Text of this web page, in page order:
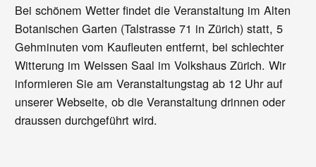
Bei schönem Wetter findet die Veranstaltung im Alten
Botanischen Garten (Talstrasse 71 in Zürich) statt, 5
Gehminuten vom Kaufleuten entfernt, bei schlechter
Witterung im Weissen Saal im Volkshaus Zürich. Wir
informieren Sie am Veranstaltungstag ab 12 Uhr auf
unserer Webseite, ob die Veranstaltung drinnen oder
draussen durchgeführt wird.